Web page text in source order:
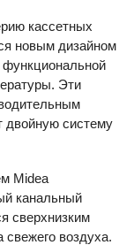
кассетных
новым дизайном
Эти
систему
Midea
канальный
сверхнизким
воздуха.